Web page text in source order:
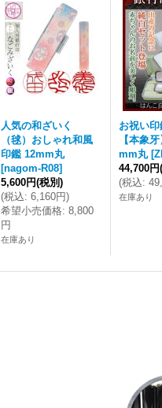
人気の和ざいく
（毬）おしゃれ和風
印鑑 12mm丸
[nagom-R08]
5,600円(税別)
(税込: 6,160円)
希望小売価格: 8,800
円
在庫あり
お祝い印
【本象
mm丸 [
44,700円
(税込:
在庫あり